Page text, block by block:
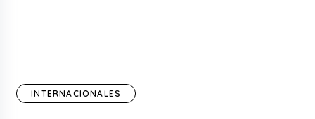
INTERNACIONALES